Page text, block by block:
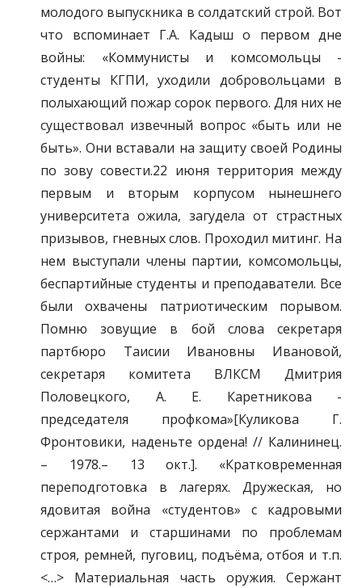
молодого выпускника в солдатский строй. Вот
что вспоминает Г.А. Кадыш о первом дне
войны: «Коммунисты и комсомольцы -
студенты КГПИ, уходили добровольцами в
полыхающий пожар сорок первого. Для них не
существовал извечный вопрос «быть или не
быть». Они вставали на защиту своей Родины
по зову совести.22 июня территория между
первым и вторым корпусом нынешнего
университета ожила, загудела от страстных
призывов, гневных слов. Проходил митинг. На
нем выступали члены партии, комсомольцы,
беспартийные студенты и преподаватели. Все
были охвачены патриотическим порывом.
Помню зовущие в бой слова секретаря
партбюро Таисии Ивановны Ивановой,
секретаря комитета ВЛКСМ Дмитрия
Половецкого, А. Е. Каретникова -
председателя профкома»[Куликова Г.
Фронтовики, наденьте ордена! // Калининец.
– 1978.– 13 окт.]. «Кратковременная
переподготовка в лагерях. Дружеская, но
ядовитая война «студентов» с кадровыми
сержантами и старшинами по проблемам
строя, ремней, пуговиц, подъёма, отбоя и т.п.
<…> Материальная часть оружия. Сержант